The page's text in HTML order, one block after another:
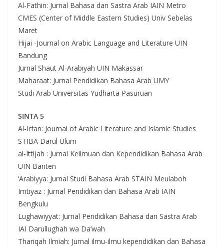
Al-Fathin: Jurnal Bahasa dan Sastra Arab IAIN Metro
CMES (Center of Middle Eastern Studies) Univ Sebelas
Maret
Hijai -Journal on Arabic Language and Literature UIN
Bandung
Jurnal Shaut Al-Arabiyah UIN Makassar
Maharaat: Jurnal Pendidikan Bahasa Arab UMY
Studi Arab Universitas Yudharta Pasuruan
SINTA 5
Al-Irfan: Journal of Arabic Literature and Islamic Studies
STIBA Darul Ulum
al-Ittijah : Jurnal Keilmuan dan Kependidikan Bahasa Arab
UIN Banten
‘Arabiyya: Jurnal Studi Bahasa Arab STAIN Meulaboh
Imtiyaz : Jurnal Pendidikan dan Bahasa Arab IAIN
Bengkulu
Lughawiyyat: Jurnal Pendidikan Bahasa dan Sastra Arab
IAI Darullughah wa Da’wah
Thariqah Ilmiah: Jurnal ilmu-ilmu kependidikan dan Bahasa